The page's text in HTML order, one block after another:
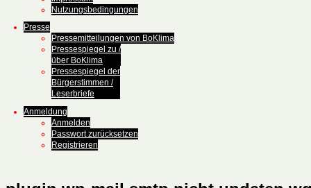
Nutzungsbedingungen
Presse
Pressemitteilungen von BoKlima
Pressespiegel zu /
über BoKlima
Pressespiegel der
Bürgerstimmen /
Leserbriefe
Anmeldung
Anmelden
Passwort zurücksetzen
Registrieren